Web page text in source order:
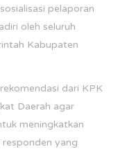
pelaporan
oleh seluruh
Kabupaten
dari KPK
Daerah agar
meningkatkan
responden yang